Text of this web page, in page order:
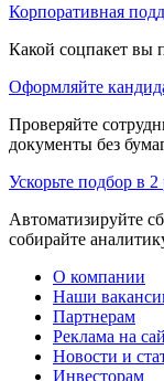
Корпоративная
Какой соцпакет вы
Оформляйте
Проверяйте
документы без
Ускорьте подбор в 2
Автоматизируйте
собирайте
О компании
Наши
Партнерам
Реклама на
Новости и
Инвесторам